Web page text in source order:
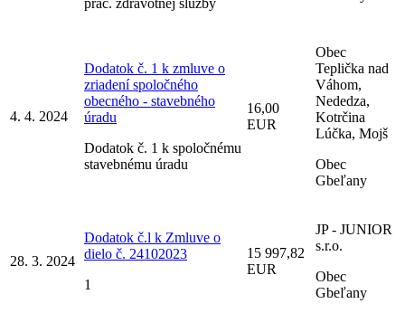
4. 4. 2024
Dodatok č. 1 k zmluve o
zriadení spoločného
obecného - stavebného
úradu
Dodatok č. 1 k spoločnému
stavebnému úradu
16,00
EUR
Obec
Teplička nad
Váhom,
Nededza,
Kotrčina
Lúčka, Mojš
Obec
Gbeľany
28. 3. 2024
Dodatok č.l k Zmluve o
dielo č. 24102023
1
15 997,82
EUR
JP - JUNIOR
s.r.o.
Obec
Gbeľany